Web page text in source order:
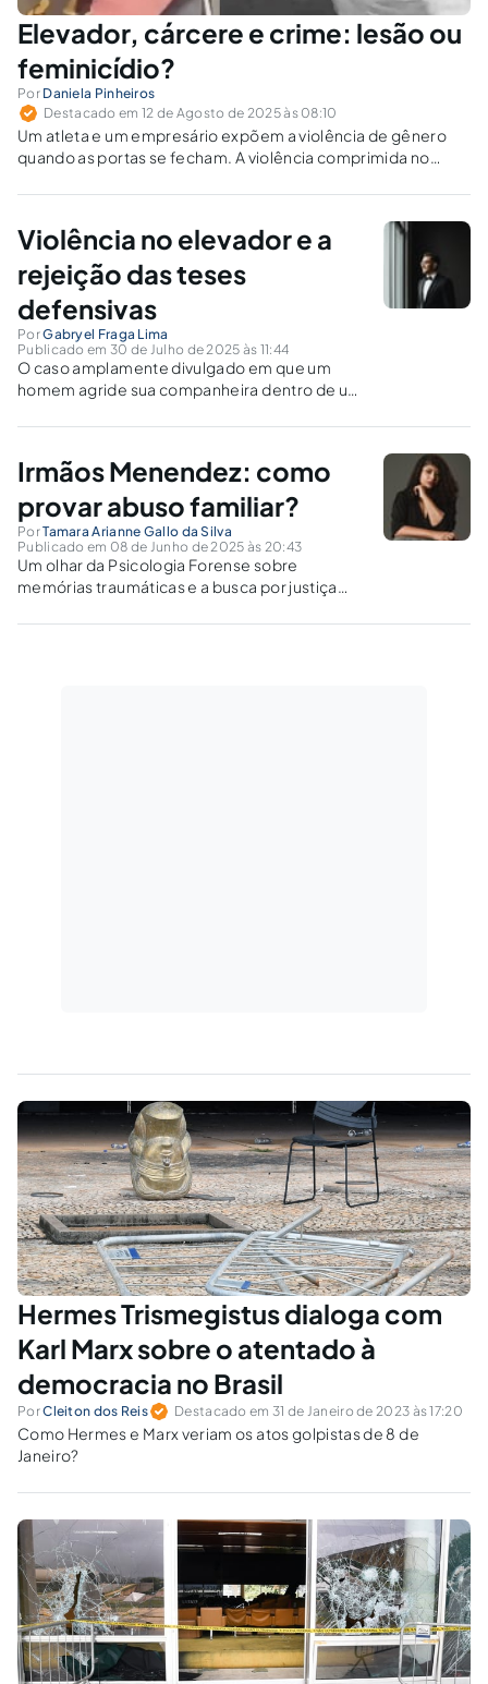
Elevador, cárcere e crime: lesão ou
feminicídio?
Por Daniela Pinheiros
Destacado em 12 de Agosto de 2025 às 08:10
Um atleta e um empresário expõem a violência de gênero
quando as portas se fecham. A violência comprimida no
Violência no elevador e a
rejeição das teses
defensivas
PorGabryel Fraga Lima
Publicado em 30 de Julho de 2025 às 11:44
O caso amplamente divulgado em que um
homem agride sua companheira dentro de um
por imagens nítidas e inquestionáveis, revela
de gênero em sua forma mais crua e...
Irmãos Menendez: como
provar abuso familiar?
PorTamara Arianne Gallo da Silva
Publicado em 08 de Junho de 2025 às 20:43
Um olhar da Psicologia Forense sobre
memórias traumáticas e a busca por justiça
Hermes Trismegistus dialoga com
Karl Marx sobre o atentado à
democracia no Brasil
PorCleiton dos Reis Destacado em 31 de Janeiro de 2023 às 17:20
Como Hermes e Marx veriam os atos golpistas de 8 de
Janeiro?